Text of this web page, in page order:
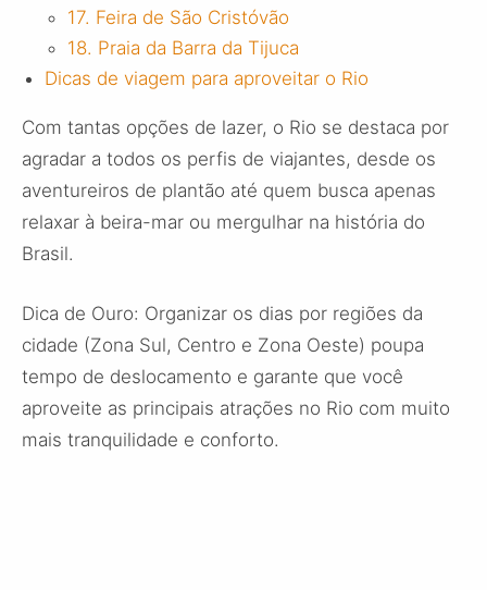
17. Feira de São Cristóvão
18. Praia da Barra da Tijuca
Dicas de viagem para aproveitar o Rio
Com tantas opções de lazer, o Rio se destaca por
agradar a todos os perfis de viajantes, desde os
aventureiros de plantão até quem busca apenas
relaxar à beira-mar ou mergulhar na história do
Brasil.
Dica de Ouro: Organizar os dias por regiões da
cidade (Zona Sul, Centro e Zona Oeste) poupa
tempo de deslocamento e garante que você
aproveite as principais atrações no Rio com muito
mais tranquilidade e conforto.